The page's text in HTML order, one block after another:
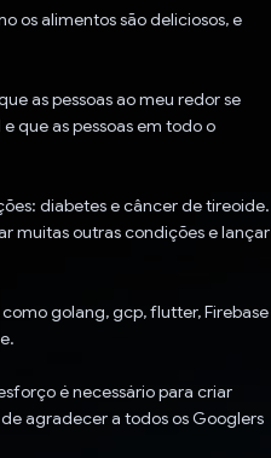
os alimentos são deliciosos, e
as pessoas ao meu redor se
que as pessoas em todo o
diabetes e câncer de tireoide.
muitas outras condições e lançar
golang, gcp, flutter, Firebase
é necessário para criar
agradecer a todos os Googlers